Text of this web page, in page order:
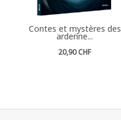
Contes et mystères des
ardenne...
20,90 CHF